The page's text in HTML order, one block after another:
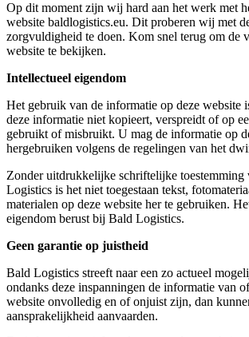
Op dit moment zijn wij hard aan het werk met
website baldlogistics.eu. Dit proberen wij met
zorgvuldigheid te doen. Kom snel terug om de
website te bekijken.
Intellectueel eigendom
Het gebruik van de informatie op deze website
deze informatie niet kopieert, verspreidt of op
gebruikt of misbruikt. U mag de informatie op
hergebruiken volgens de regelingen van het
Zonder uitdrukkelijke schriftelijke toestemming
Logistics is het niet toegestaan tekst,
materialen op deze website her te gebruiken.
eigendom berust bij Bald Logistics.
Geen garantie op juistheid
Bald Logistics streeft naar een zo actueel
ondanks deze inspanningen de informatie van
website onvolledig en of onjuist zijn, dan
aansprakelijkheid aanvaarden.